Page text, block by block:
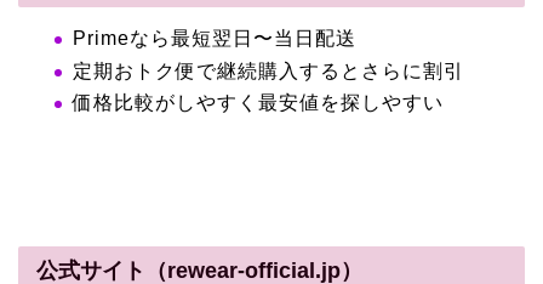
Primeなら最短翌日〜当日配送
定期おトク便で継続購入するとさらに割引
価格比較がしやすく最安値を探しやすい
公式サイト（rewear-official.jp）